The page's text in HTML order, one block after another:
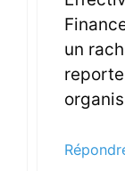
un